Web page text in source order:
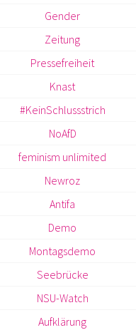
Gender
Zeitung
Pressefreiheit
Knast
#KeinSchlussstrich
NoAfD
feminism unlimited
Newroz
Antifa
Demo
Montagsdemo
Seebrücke
NSU-Watch
Aufklärung